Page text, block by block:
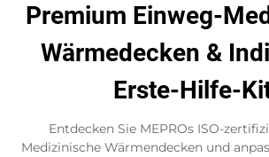
Premium Einweg-
Wärmedecken &
Erste-Hilfe-
Entdecken Sie MEPROs ISO-
Medizinische Wärmendecken und